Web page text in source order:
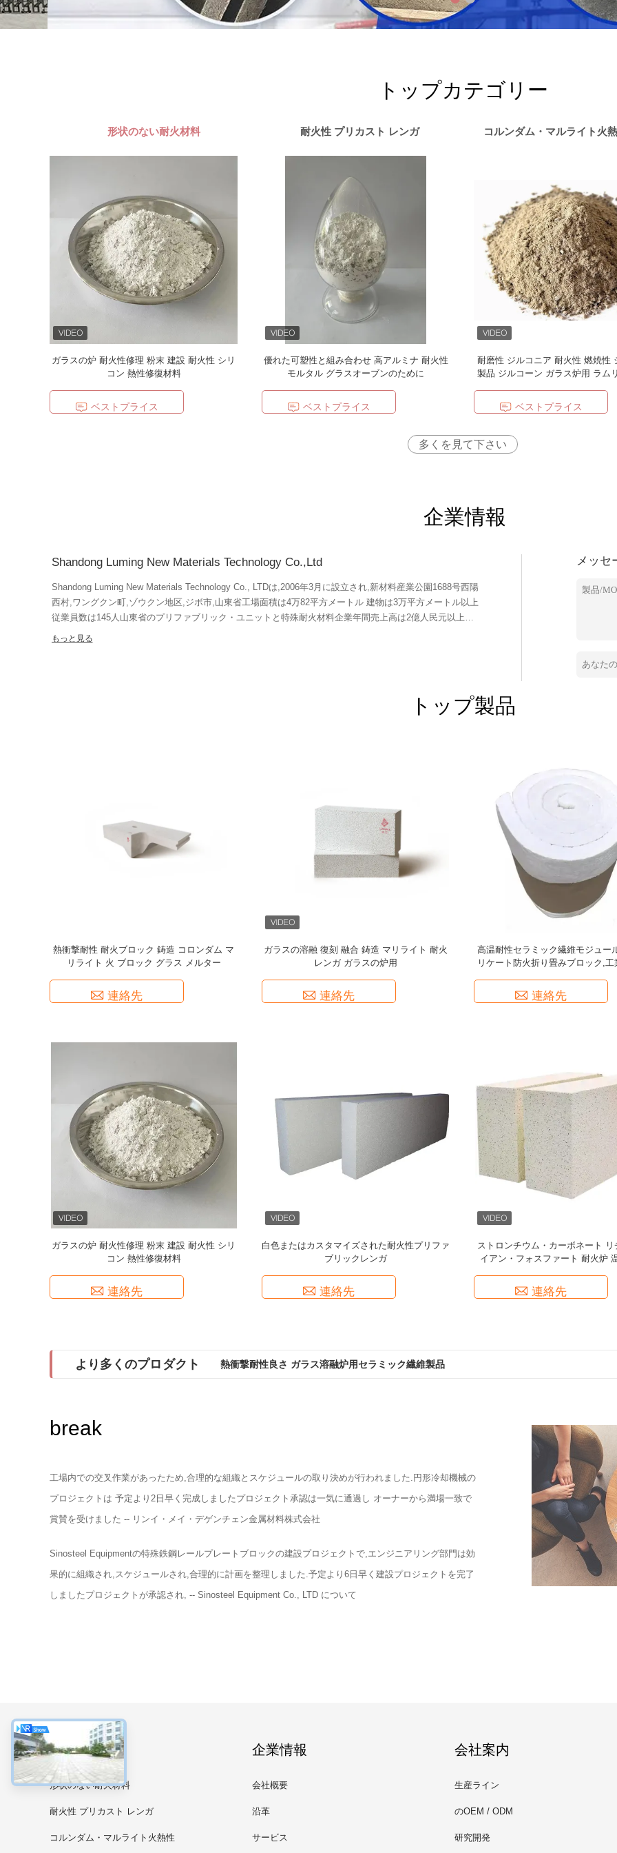
トップカテゴリー
形状のない耐火材料 耐火性 プリカスト レンガ コルンダム・マルライト火
ガラスの炉 耐火性修理 粉末 建設 耐火性 シリ
コン 熱性修復材料
ベストプライス
優れた可塑性と組み合わせ 高アルミナ 耐火性
モルタル グラスオーブンのために
ベストプライス
耐磨性 ジルコニア 耐火性 燃焼性
製品 ジルコーン ガラス炉用 ラム
ベストプライス
多くを見て下さい
企業情報
Shandong Luming New Materials Technology Co.,Ltd
Shandong Luming New Materials Technology Co., LTDは,2006年3月に設立され,新材料産業公園1688号西陽
西村,ワングクン町,ゾウクン地区,ジボ市,山東省工場面積は4万82平方メートル 建物は3万平方メートル以上
従業員数は145人山東省のプリファブリック・ユニットと特殊耐火材料企業年間売上高は2億人民元以上で
す 当社は,2019年にニュー・サード・ボード (株コード:873286) に成功して上場しました. 2021年5月,国内
業"の認定は2010年に受けられました.これは中国耐火材料産業協会の"AAA"クレジット企業であり,ライム
協会の運営機関です2019年に同社の技術研究開発センターは 省企業技術センターとして認定されました
焼器 ハニーコンブセラミック熱蓄積器 耐火性バッフルブロック燃焼器用レンガとすべての様々な材料 複
合 プリファブリックブロックなど国内外で様々な熱炉に成功裏に適用され,良い結果が得られ,顧客から広
く賞賛されています.特に私たちの会社の発明特許の"回転オーブンの省エネコーナー"は,広く様々な回転オ
ーブンで使用されています特にペレット,石灰,火熱ドロマイト,フェロー合金,リチウム塩,化学および他の回
転炉において.中国ではすでに100以上の回転炉が通常使用されています.重要なエネルギー節約と排出削減
もっと見る
メッセ
トップ製品
熱衝撃耐性 耐火ブロック 鋳造 コロンダム マ
リライト 火 ブロック グラス メルター
連絡先
ガラスの溶融 復刻 融合 鋳造 マリライト 耐火
レンガ ガラスの炉用
連絡先
高温耐性セラミック繊維モジュー
リケート防火折り畳みブロック,工
連絡先
ガラスの炉 耐火性修理 粉末 建設 耐火性 シリ
コン 熱性修復材料
連絡先
白色またはカスタマイズされた耐火性プリファ
ブリックレンガ
連絡先
ストロンチウム・カーボネート リ
イアン・フォスファート 耐火炉
連絡先
より多くのプロダクト 熱衝撃耐性良さ ガラス溶融炉用セラミック繊維製品
小批量カスタムサイズスタイル Al2O3レンガ 耐火性鋳造材料粉末レンガ
break
工場内での交叉作業があったため,合理的な組織とスケジュールの取り決めが行われました.円形冷却機械の
プロジェクトは 予定より2日早く完成しましたプロジェクト承認は一気に通過し オーナーから満場一致で
賞賛を受けました -- リンイ・メイ・デゲンチェン金属材料株式会社
Sinosteel Equipmentの特殊鉄鋼レールプレートブロックの建設プロジェクトで,エンジニアリング部門は効
果的に組織され,スケジュールされ,合理的に計画を整理しました.予定より6日早く建設プロジェクトを完了
しましたプロジェクトが承認され, -- Sinosteel Equipment Co., LTD について
カテゴリー
形状のない耐火材料
耐火性 プリカスト レンガ
コルンダム・マルライト火熱性
企業情報
会社概要
沿革
サービス
会社案内
生産ライン
のOEM / ODM
研究開発